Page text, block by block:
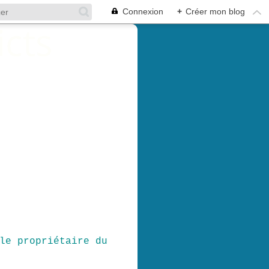
Connexion + Créer mon blog
propriétaire du